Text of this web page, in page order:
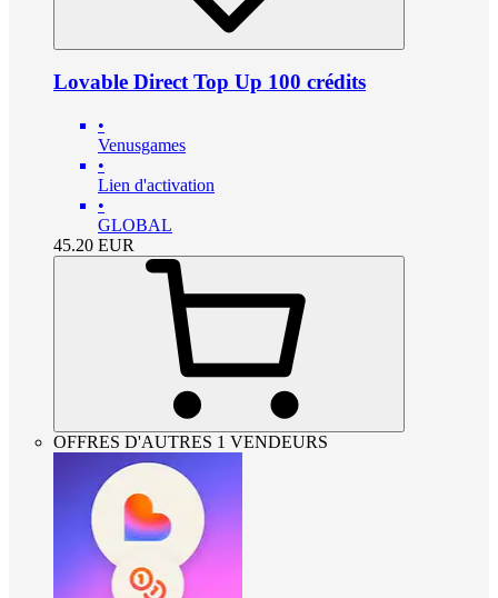
Lovable Direct Top Up 100 crédits
•
Venusgames
•
Lien d'activation
•
GLOBAL
45.20 EUR
OFFRES D'AUTRES 1 VENDEURS